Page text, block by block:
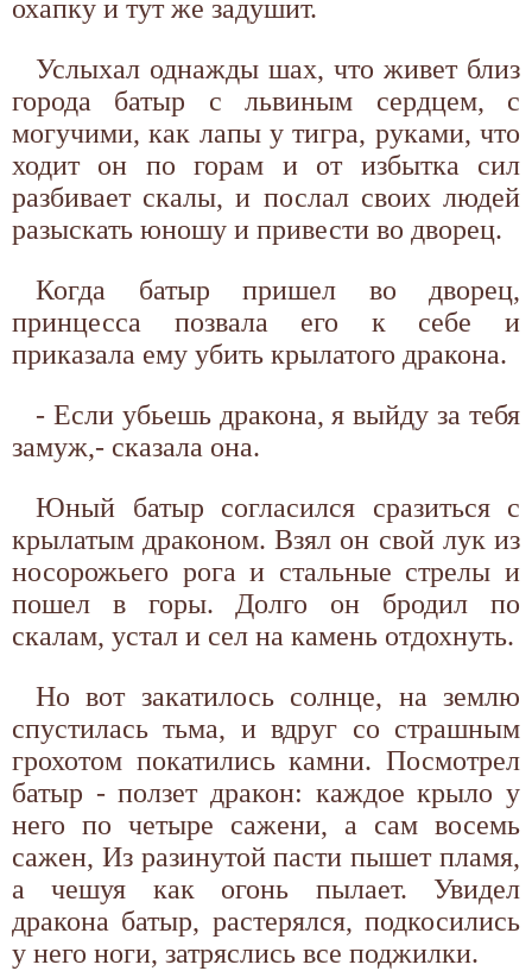
охапку и тут же задушит.
Услыхал однажды шах, что живет близ
города батыр с львиным сердцем, с
могучими, как лапы у тигра, руками, что
ходит он по горам и от избытка сил
разбивает скалы, и послал своих людей
разыскать юношу и привести во дворец.
Когда батыр пришел во дворец,
принцесса позвала его к себе и
приказала ему убить крылатого дракона.
- Если убьешь дракона, я выйду за тебя
замуж,- сказала она.
Юный батыр согласился сразиться с
крылатым драконом. Взял он свой лук из
носорожьего рога и стальные стрелы и
пошел в горы. Долго он бродил по
скалам, устал и сел на камень отдохнуть.
Но вот закатилось солнце, на землю
спустилась тьма, и вдруг со страшным
грохотом покатились камни. Посмотрел
батыр - ползет дракон: каждое крыло у
него по четыре сажени, а сам восемь
сажен, Из разинутой пасти пышет пламя,
а чешуя как огонь пылает. Увидел
дракона батыр, растерялся, подкосились
у него ноги, затряслись все поджилки.